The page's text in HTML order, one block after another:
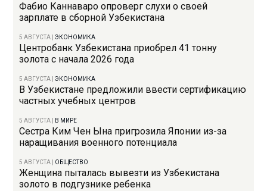
Фабио Каннаваро опроверг слухи о своей
зарплате в сборной Узбекистана
5 АВГУСТА |ЭКОНОМИКА
Центробанк Узбекистана приобрел 41 тонну
золота с начала 2026 года
5 АВГУСТА |ЭКОНОМИКА
В Узбекистане предложили ввести сертификацию
частных учебных центров
5 АВГУСТА В МИРЕ
Сестра Ким Чен Ына пригрозила Японии из-за
наращивания военного потенциала
5 АВГУСТА ОБЩЕСТВО
Женщина пыталась вывезти из Узбекистана
золото в подгузнике ребенка